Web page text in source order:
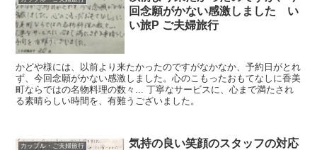
回念願がかない感激しました い
い旅P ご夫婦旅行
かどや様には、以前より来たかったのですがなかなか、予約日がとれ
ず、今回念願がかない感激しました。心のこもったおもてなしに香美
町ならではの名物料理の数々... 丁寧なサービスに、心まで満たされ
る素晴らしい時間を、有難うございました。
カップル・ご夫婦旅行
気持の良い笑顔のスタッフの対応